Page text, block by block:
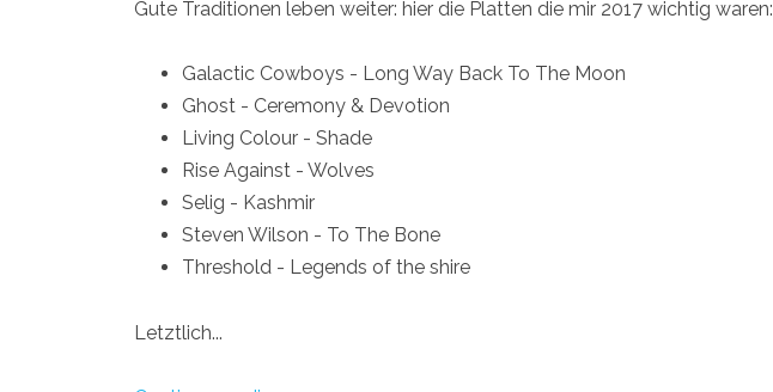
Gute Traditionen leben weiter: hier die Platten die mir 2017 wichtig waren:
Galactic Cowboys - Long Way Back To The Moon
Ghost - Ceremony & Devotion
Living Colour - Shade
Rise Against - Wolves
Selig - Kashmir
Steven Wilson - To The Bone
Threshold - Legends of the shire
Letztlich...